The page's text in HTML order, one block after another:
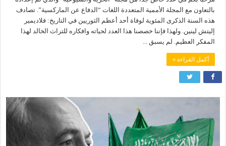
بالتعاون مع المجلة الأممية المتعددة اللغات “الدفاع عن الماركسية”. تصادف
هذه السنة الذكرى المئوية لوفاة أحد أعظم الثوريين في التاريخ: فلاديمير
إليتش لينين. ولهذا فإننا خصصنا هذا العدد لحياته وافكاره للتراث الخالد لهذا
المفكر العظيم. لم يسبق ...
أكمل القراءة »